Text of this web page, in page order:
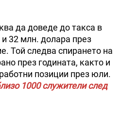
да доведе до такса в
32 млн. долара през
Той следва спирането на
през годината, както и
позиции през юли.
1000 служители след